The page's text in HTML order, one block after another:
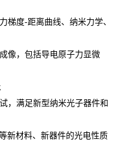
梯度-距离曲线、纳米力学、
像，包括导电原子力显微
，满足新型纳米光子器件和
新材料、新器件的光电性质